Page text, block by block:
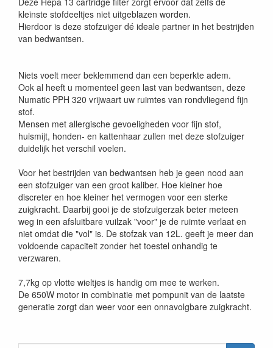
kleinste stofdeeltjes niet uitgeblazen worden.
Hierdoor is deze stofzuiger dé ideale partner in het bestrijden
van bedwantsen.
Niets voelt meer beklemmend dan een beperkte adem.
Ook al heeft u momenteel geen last van bedwantsen, deze
Numatic PPH 320 vrijwaart uw ruimtes van rondvliegend fijn
stof.
Mensen met allergische gevoeligheden voor fijn stof,
huismijt, honden- en kattenhaar zullen met deze stofzuiger
duidelijk het verschil voelen.
Voor het bestrijden van bedwantsen heb je geen nood aan
een stofzuiger van een groot kaliber. Hoe kleiner hoe
discreter en hoe kleiner het vermogen voor een sterke
zuigkracht. Daarbij gooi je de stofzuigerzak beter meteen
weg in een afsluitbare vuilzak "voor" je de ruimte verlaat en
niet omdat die "vol" is. De stofzak van 12L. geeft je meer dan
voldoende capaciteit zonder het toestel onhandig te
verzwaren.
7,7kg op vlotte wieltjes is handig om mee te werken.
De 650W motor in combinatie met pompunit van de laatste
generatie zorgt dan weer voor een onnavolgbare zuigkracht.